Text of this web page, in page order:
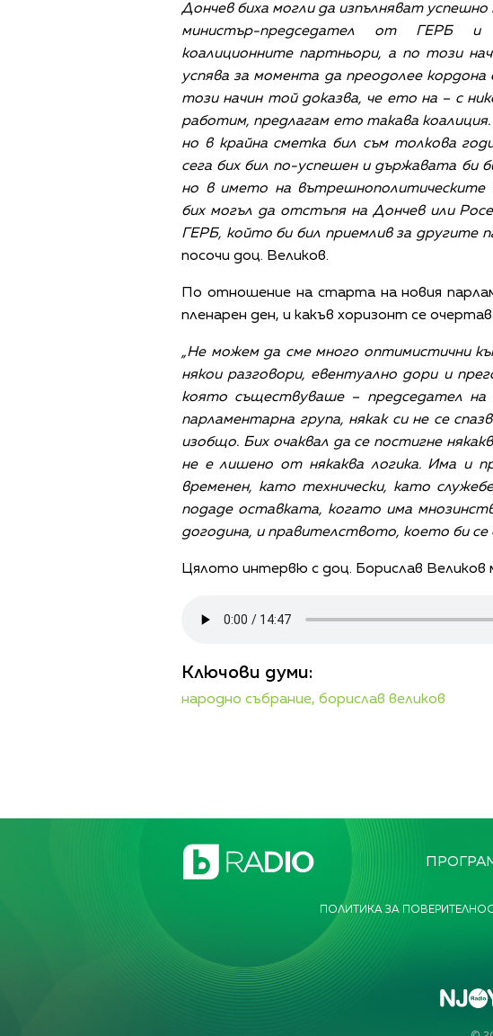
Дончев биха могли да изпълняват
министър-председател от ГЕРБ и
коалиционните партньори, а по този
успява за момента да преодолее
този начин той доказва, че ето на – с
работим, предлагам ето такава
но в крайна сметка бил съм толкова
сега бих бил по-успешен и държавата би
но в името на вътрешнополитическите
бих могъл да отстъпя на Дончев или
ГЕРБ, който би бил приемлив за другите
посочи доц. Великов.
По отношение на старта на новия
пленарен ден, и какъв хоризонт се
„Не можем да сме много оптимистични
някои разговори, евентуално дори и
която съществуваше – председател
парламентарна група, някак си не се
изобщо. Бих очаквал да се постигне
не е лишено от някаква логика. Има и
временен, като технически, като
подаде оставката, когато има
догодина, и правителството, което би се
Цялото интервю с доц. Борислав Великов
Ключови думи:
народно събрание, борислав великов
ПОЛИТИКА ЗА